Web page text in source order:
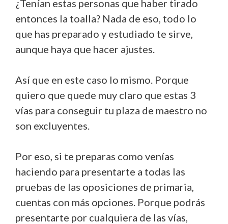
¿Tenían estas personas que haber tirado
entonces la toalla? Nada de eso, todo lo
que has preparado y estudiado te sirve,
aunque haya que hacer ajustes.
Así que en este caso lo mismo. Porque
quiero que quede muy claro que estas 3
vías para conseguir tu plaza de maestro no
son excluyentes.
Por eso, si te preparas como venías
haciendo para presentarte a todas las
pruebas de las oposiciones de primaria,
cuentas con más opciones. Porque podrás
presentarte por cualquiera de las vías,